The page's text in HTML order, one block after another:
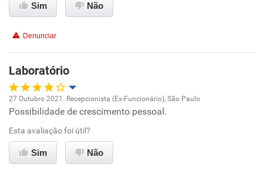
Conciliação com a vida familiar
Recomenda esta empresa
Recomenda a diretoria
Sim Não
Denunciar
Laboratório
Oportunidade de promoção
Ambiente de trabalho
27 Outubro 2021. Recepcionista (Ex-Funcionário), São Paulo
Possibilidade de crescimento pessoal.
Esta avaliação foi útil?
Sim Não